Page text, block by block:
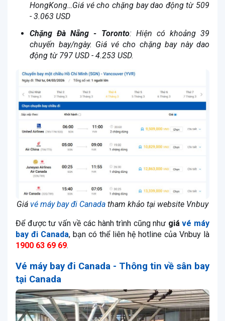
HongKong…Giá vé cho chặng bay dao động từ 509
- 3.063 USD
Chặng Đà Nẵng - Toronto: Hiện có khoảng 39
chuyến bay/ngày. Giá vé cho chặng bay này dao
động từ 797 USD - 4.253 USD.
Giá vé máy bay đi Canada tham khảo tại website Vnbuy
Để được tư vấn về các hành trình cũng như giávé máy
bay đi Canada, bạn có thể liên hệ hotline của Vnbuy là
1900 63 69 69.
Vé máy bay đi Canada - Thông tin về sân bay
tại Canada